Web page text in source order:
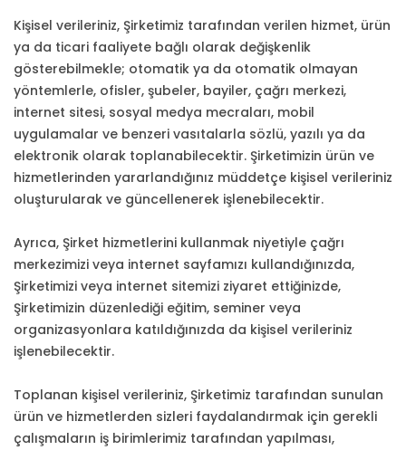
Kişisel verileriniz, Şirketimiz tarafından verilen hizmet, ürün
ya da ticari faaliyete bağlı olarak değişkenlik
gösterebilmekle; otomatik ya da otomatik olmayan
yöntemlerle, ofisler, şubeler, bayiler, çağrı merkezi,
internet sitesi, sosyal medya mecraları, mobil
uygulamalar ve benzeri vasıtalarla sözlü, yazılı ya da
elektronik olarak toplanabilecektir. Şirketimizin ürün ve
hizmetlerinden yararlandığınız müddetçe kişisel verileriniz
oluşturularak ve güncellenerek işlenebilecektir.
Ayrıca, Şirket hizmetlerini kullanmak niyetiyle çağrı
merkezimizi veya internet sayfamızı kullandığınızda,
Şirketimizi veya internet sitemizi ziyaret ettiğinizde,
Şirketimizin düzenlediği eğitim, seminer veya
organizasyonlara katıldığınızda da kişisel verileriniz
işlenebilecektir.
Toplanan kişisel verileriniz, Şirketimiz tarafından sunulan
ürün ve hizmetlerden sizleri faydalandırmak için gerekli
çalışmaların iş birimlerimiz tarafından yapılması,